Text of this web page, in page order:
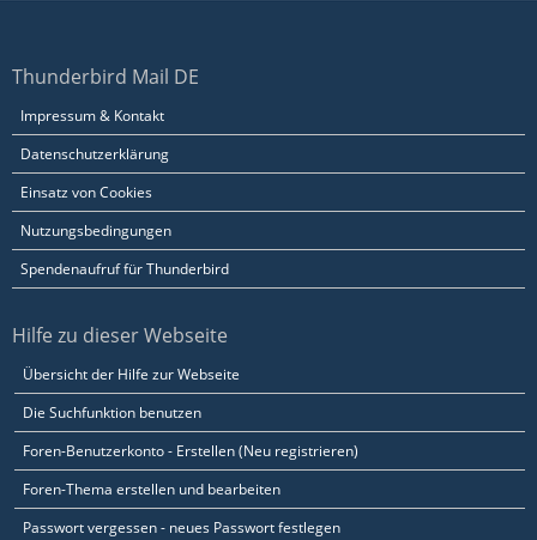
Thunderbird Mail DE
Impressum & Kontakt
Datenschutzerklärung
Einsatz von Cookies
Nutzungsbedingungen
Spendenaufruf für Thunderbird
Hilfe zu dieser Webseite
Übersicht der Hilfe zur Webseite
Die Suchfunktion benutzen
Foren-Benutzerkonto - Erstellen (Neu registrieren)
Foren-Thema erstellen und bearbeiten
Passwort vergessen - neues Passwort festlegen